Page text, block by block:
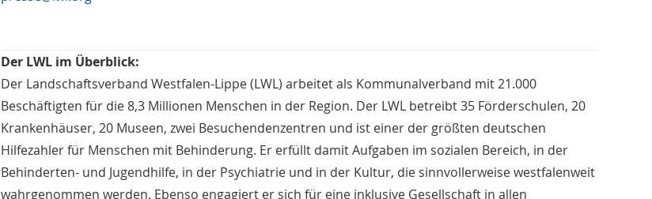
Der LWL im Überblick:
Der Landschaftsverband Westfalen-Lippe (LWL) arbeitet als Kommunalverband mit 21.000
Beschäftigten für die 8,3 Millionen Menschen in der Region. Der LWL betreibt 35 Förderschulen, 20
Krankenhäuser, 20 Museen, zwei Besuchendenzentren und ist einer der größten deutschen
Hilfezahler für Menschen mit Behinderung. Er erfüllt damit Aufgaben im sozialen Bereich, in der
Behinderten- und Jugendhilfe, in der Psychiatrie und in der Kultur, die sinnvollerweise westfalenweit
wahrgenommen werden. Ebenso engagiert er sich für eine inklusive Gesellschaft in allen